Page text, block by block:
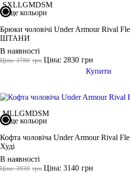
SXLLGMDSM
ще кольори
Брюки чоловічі Under Armour Rival
ШТАНИ
В наявності
грн
Ціна: 3780 грн
Ціна: 2830
Купити
MLLGMDSM
ще кольори
Кофта чоловіча Under Armour Rival
Худі
В наявності
грн
Ціна: 3930 грн
Ціна: 3140